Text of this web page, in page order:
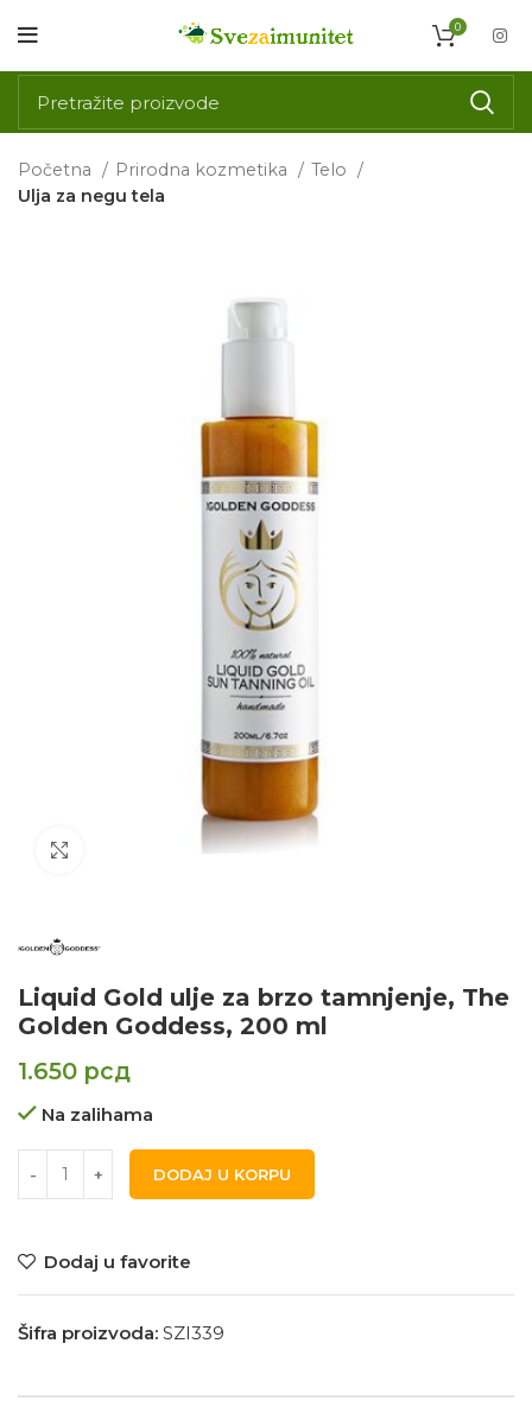
0
Početna Prirodna kozmetika
Telo
Ulja za negu tela
Click to enlarge
Liquid Gold ulje za brzo tamnjenje, The
Golden Goddess, 200 ml
1.650 рсд
Na zalihama
DODAJ U KORPU
Dodaj u favorite
Šifra proizvoda: SZI339